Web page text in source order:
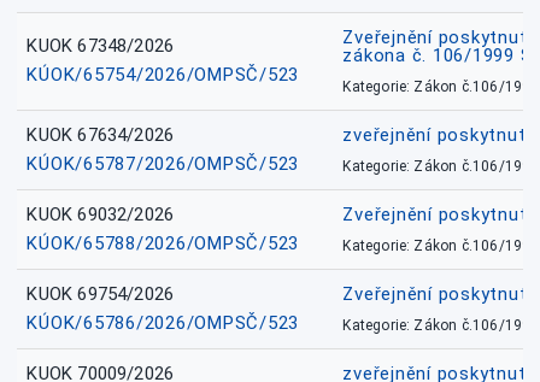
KUOK 67348/2026
KÚOK/65754/2026/OMPSČ/523
Zveřejnění
zákona č. 106/1999
Kategorie: Zákon č.106/1999
KUOK 67634/2026
KÚOK/65787/2026/OMPSČ/523
zveřejnění
Kategorie: Zákon č.106/1999
KUOK 69032/2026
KÚOK/65788/2026/OMPSČ/523
Zveřejnění
Kategorie: Zákon č.106/1999
KUOK 69754/2026
KÚOK/65786/2026/OMPSČ/523
Zveřejnění
Kategorie: Zákon č.106/1999
KUOK 70009/2026
zveřejnění